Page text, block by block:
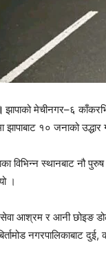
झापाको मेचीनगर–६
झापाबाट १० जनाको उद्धार
विभिन्न स्थानबाट नौ
।
आश्रम र आनी छोइङ
नगरपालिकाबाट